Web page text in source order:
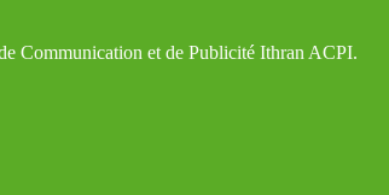
Communication et de Publicité Ithran ACPI.